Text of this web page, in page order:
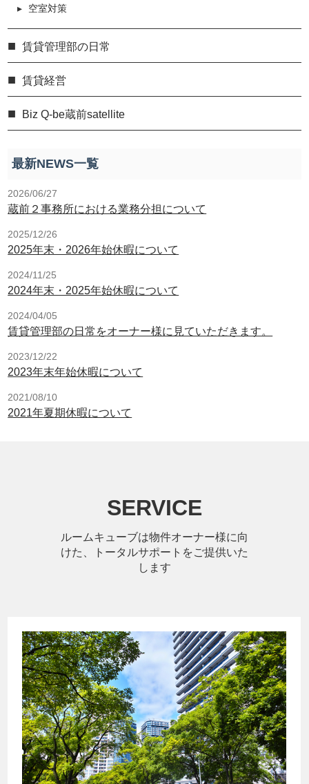
空室対策
賃貸管理部の日常
賃貸経営
Biz Q-be蔵前satellite
最新NEWS一覧
2026/06/27
蔵前２事務所における業務分担について
2025/12/26
2025年末・2026年始休暇について
2024/11/25
2024年末・2025年始休暇について
2024/04/05
賃貸管理部の日常をオーナー様に見ていただきます。
2023/12/22
2023年末年始休暇について
2021/08/10
2021年夏期休暇について
SERVICE
ルームキューブは物件オーナー様に向
けた、トータルサポートをご提供いた
します